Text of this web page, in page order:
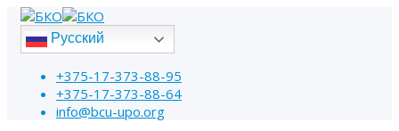
Русский
+375-17-373-88-95
+375-17-373-88-64
info@bcu-upo.org